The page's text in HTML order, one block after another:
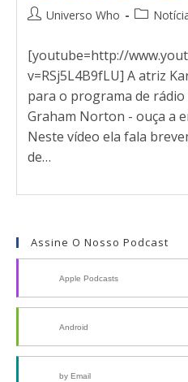
Universo Who
[youtube=http://
v=RSj5L4B9fLU] A atriz
para o programa de rádio
Graham Norton - ouça a
Neste vídeo ela fala
de…
Assine O Nosso Podcast
Apple Podcasts
Android
by Email